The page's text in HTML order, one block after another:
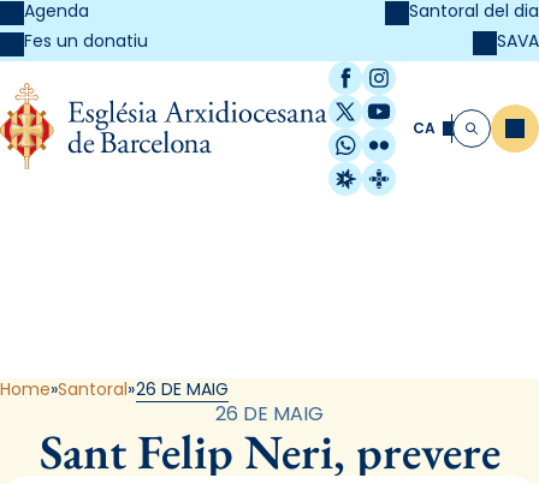
Agenda
Fes un donatiu
Santoral del dia
SAVA
Facebook
Instagram
X / Twitter
YouTube
WhatsApp
Flickr
Radio Estel
Catalunya
CA Cerca
Home Santoral 26 DE MAIG
26 DE MAIG
Sant Felip Neri, prevere